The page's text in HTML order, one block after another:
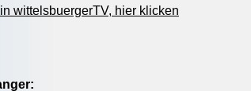
wittelsbuergerTV, hier klicken